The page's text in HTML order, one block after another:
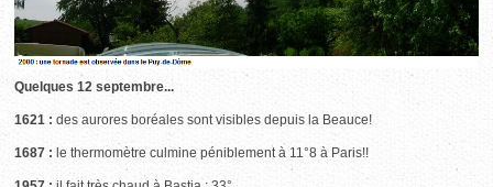
Quelques 12 septembre...
1621 : des aurores boréales sont visibles depuis la Beauce!
1687 : le thermomètre culmine péniblement à 11°8 à Paris!!